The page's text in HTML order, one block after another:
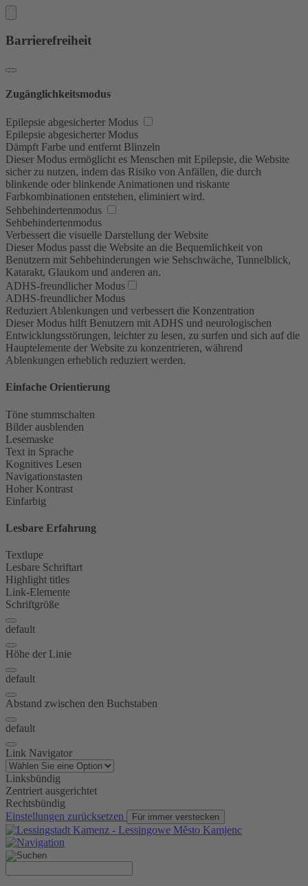
Barrierefreiheit
Zugänglichkeitsmodus
Epilepsie abgesicherter Modus
Epilepsie abgesicherter Modus
Dämpft Farbe und entfernt Blinzeln
Dieser Modus ermöglicht es Menschen mit Epilepsie, die Website
sicher zu nutzen, indem das Risiko von Anfällen, die durch
blinkende oder blinkende Animationen und riskante
Farbkombinationen entstehen, eliminiert wird.
Sehbehindertenmodus
Sehbehindertenmodus
Verbessert die visuelle Darstellung der Website
Dieser Modus passt die Website an die Bequemlichkeit von
Benutzern mit Sehbehinderungen wie Sehschwäche, Tunnelblick,
Katarakt, Glaukom und anderen an.
ADHS-freundlicher Modus
ADHS-freundlicher Modus
Reduziert Ablenkungen und verbessert die Konzentration
Dieser Modus hilft Benutzern mit ADHS und neurologischen
Entwicklungsstörungen, leichter zu lesen, zu surfen und sich auf die
Hauptelemente der Website zu konzentrieren, während
Ablenkungen erheblich reduziert werden.
Einfache Orientierung
Töne stummschalten
Bilder ausblenden
Lesemaske
Text in Sprache
Kognitives Lesen
Navigationstasten
Hoher Kontrast
Einfarbig
Lesbare Erfahrung
Textlupe
Lesbare Schriftart
Highlight titles
Link-Elemente
Schriftgröße
default
Höhe der Linie
default
Abstand zwischen den Buchstaben
default
Link Navigator
Linksbündig
Zentriert ausgerichtet
Rechtsbündig
Einstellungen zurücksetzen
Für immer verstecken